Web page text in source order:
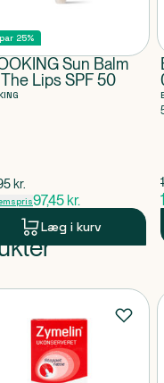
25%
Sun Balm
The Lips SPF 50
pris
kr.
97,45 kr.
Læg i kurv